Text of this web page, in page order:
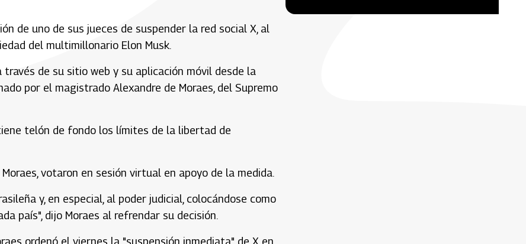
de uno de sus jueces de suspender la red social X, al
del multimillonario Elon Musk.
de su sitio web y su aplicación móvil desde la
por el magistrado Alexandre de Moraes, del Supremo
telón de fondo los límites de la libertad de
votaron en sesión virtual en apoyo de la medida.
y, en especial, al poder judicial, colocándose como
país", dijo Moraes al refrendar su decisión.
ordenó el viernes la "suspensión inmediata" de X en